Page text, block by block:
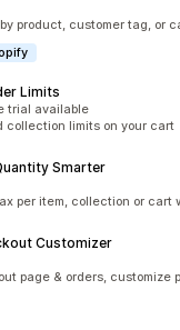
product, customer tag, or
Limits
trial available
collection limits on your cart
Smarter
per item, collection or cart
Customizer
page & orders, customize